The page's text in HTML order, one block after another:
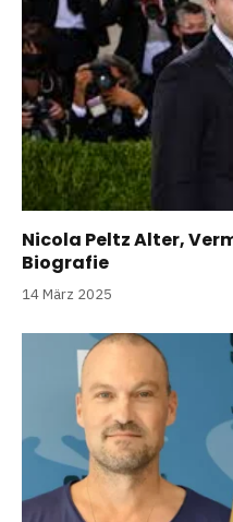
Nicola Peltz Alter,
Biografie
14 März 2025